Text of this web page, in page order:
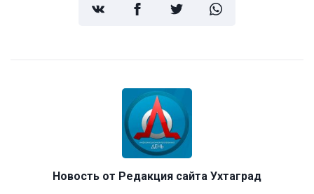
Новость от Редакция сайта Ухтаград